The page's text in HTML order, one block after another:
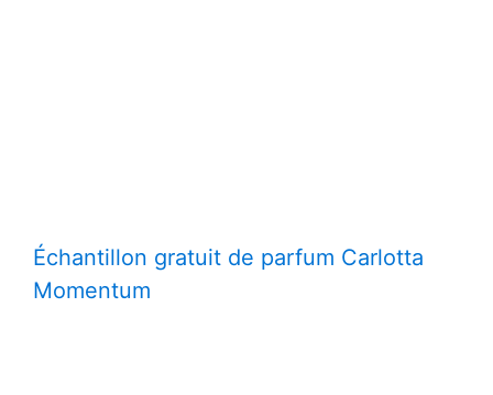
Échantillon gratuit de parfum Carlotta
Momentum